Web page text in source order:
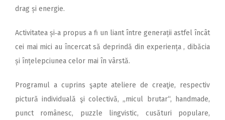
drag și energie.
Activitatea și‑a propus a fi un liant între generații astfel încât
cei mai mici au încercat să deprindă din experiența , dibăcia
și înțelepciunea celor mai în vârstă.
Programul a cuprins şapte ateliere de creaţie, respectiv
pictură individuală şi colectivă, „micul brutar“, handmade,
punct românesc, puzzle lingvistic, cusături populare,